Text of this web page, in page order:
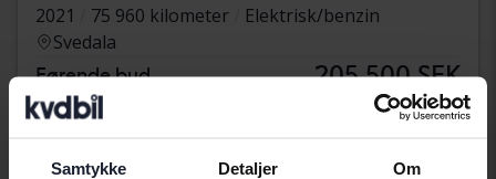
Samtykke Detaljer Om
2021
75 960 kilometer
Elektrisk/benzin
Svedala
Førende bud 205 500 SEK
Med finansiering 1 751 SEK/måned